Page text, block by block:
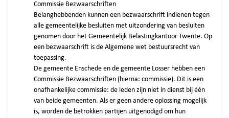
Commissie Bezwaarschriften
Belanghebbenden kunnen een bezwaarschrift indienen tegen
alle gemeentelijke besluiten met uitzondering van besluiten
genomen door het Gemeentelijk Belastingkantoor Twente. Op
een bezwaarschrift is de Algemene wet bestuursrecht van
toepassing.
De gemeente Enschede en de gemeente Losser hebben een
Commissie Bezwaarschriften (hierna: commissie). Dit is een
onafhankelijke commissie: de leden zijn niet in dienst bij één
van beide gemeenten. Als er geen andere oplossing mogelijk
is, worden de betrokken partijen uitgenodigd om hun